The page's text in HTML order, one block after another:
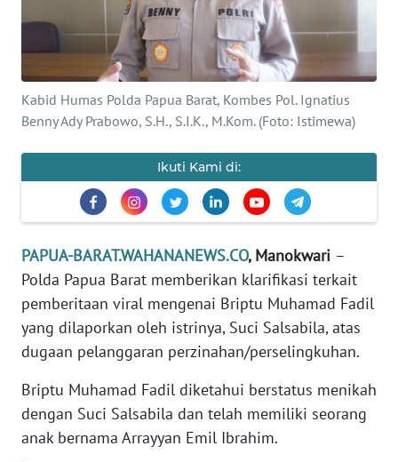
Kabid Humas Polda Papua Barat, Kombes Pol. Ignatius
Benny Ady Prabowo, S.H., S.I.K., M.Kom. (Foto: Istimewa)
Ikuti Kami di:
PAPUA-BARAT.WAHANANEWS.CO, Manokwari –
Polda Papua Barat memberikan klarifikasi terkait
pemberitaan viral mengenai Briptu Muhamad Fadil
yang dilaporkan oleh istrinya, Suci Salsabila, atas
dugaan pelanggaran perzinahan/perselingkuhan.
Briptu Muhamad Fadil diketahui berstatus menikah
dengan Suci Salsabila dan telah memiliki seorang
anak bernama Arrayyan Emil Ibrahim.
KONTAK
KAMI
INFO
PEDOMAN
MEDIA
REDAKSI
KARIR
DISCLAIMER